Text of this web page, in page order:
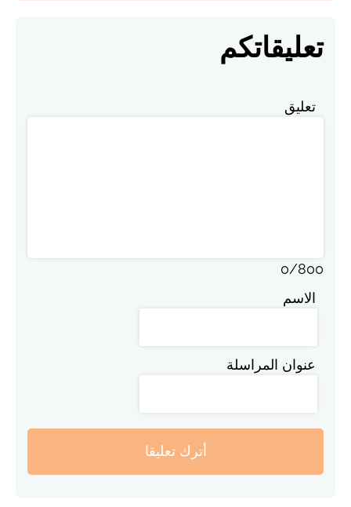
تعليقاتكم
تعليق
0/800
الاسم
عنوان المراسلة
أترك تعليقا